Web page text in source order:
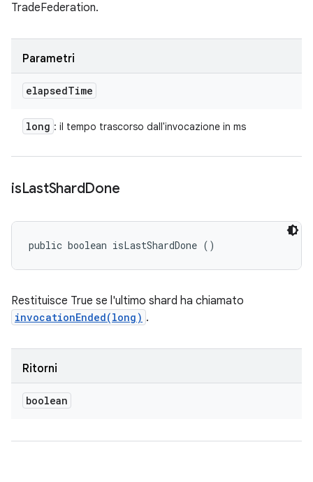
TradeFederation.
Parametri
elapsedTime
long : il tempo trascorso dall'invocazione in ms
isLastShardDone
public boolean isLastShardDone ()
Restituisce True se l'ultimo shard ha chiamato
invocationEnded(long) .
Ritorni
boolean